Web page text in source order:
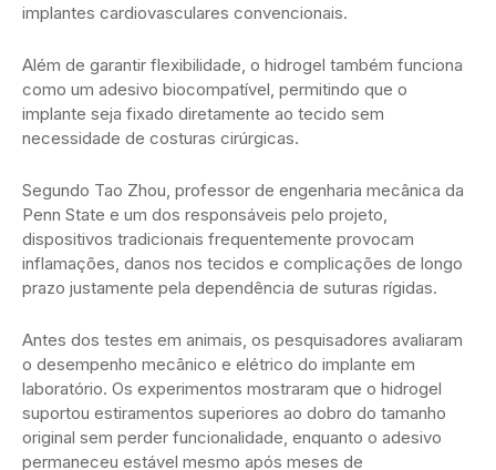
implantes cardiovasculares convencionais.
Além de garantir flexibilidade, o hidrogel também funciona
como um adesivo biocompatível, permitindo que o
implante seja fixado diretamente ao tecido sem
necessidade de costuras cirúrgicas.
Segundo Tao Zhou, professor de engenharia mecânica da
Penn State e um dos responsáveis pelo projeto,
dispositivos tradicionais frequentemente provocam
inflamações, danos nos tecidos e complicações de longo
prazo justamente pela dependência de suturas rígidas.
Antes dos testes em animais, os pesquisadores avaliaram
o desempenho mecânico e elétrico do implante em
laboratório. Os experimentos mostraram que o hidrogel
suportou estiramentos superiores ao dobro do tamanho
original sem perder funcionalidade, enquanto o adesivo
permaneceu estável mesmo após meses de